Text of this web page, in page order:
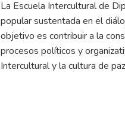
La Escuela Intercultural de
popular sustentada en el
objetivo es contribuir a la
procesos políticos y
Intercultural y la cultura de